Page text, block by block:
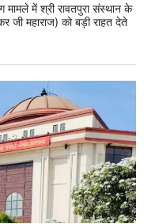
मामले में श्री रावतपुरा संस्थान के
जी महाराज) को बड़ी राहत देते